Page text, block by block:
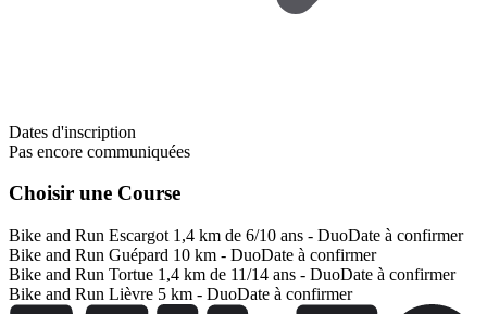
Dates d'inscription
Pas encore communiquées
Choisir une Course
Bike and Run Escargot 1,4 km de 6/10 ans - DuoDate à confirmer
Bike and Run Guépard 10 km - DuoDate à confirmer
Bike and Run Tortue 1,4 km de 11/14 ans - DuoDate à confirmer
Bike and Run Lièvre 5 km - DuoDate à confirmer